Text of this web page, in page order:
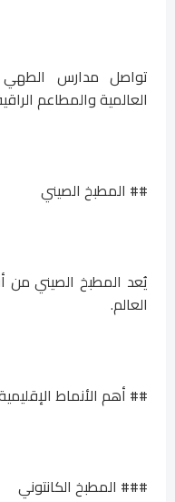
تواصل مدارس الطهي
العالمية والمطاعم
## المطبخ الصيني
يُعد المطبخ الصيني من
العالم.
## أهم الأنماط
### المطبخ الكانتوني